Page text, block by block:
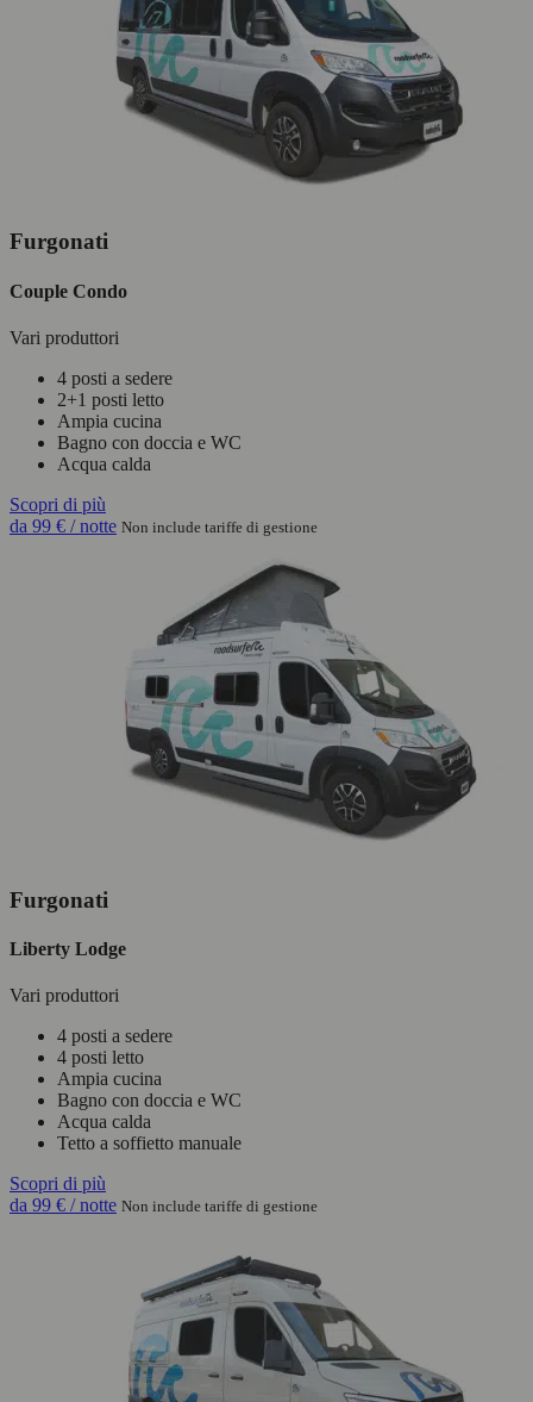
Furgonati
Couple Condo
Vari produttori
4 posti a sedere
2+1 posti letto
Ampia cucina
Bagno con doccia e WC
Acqua calda
Scopri di più
da 99 € / notte Non include tariffe di gestione
Furgonati
Liberty Lodge
Vari produttori
4 posti a sedere
4 posti letto
Ampia cucina
Bagno con doccia e WC
Acqua calda
Tetto a soffietto manuale
Scopri di più
da 99 € / notte Non include tariffe di gestione